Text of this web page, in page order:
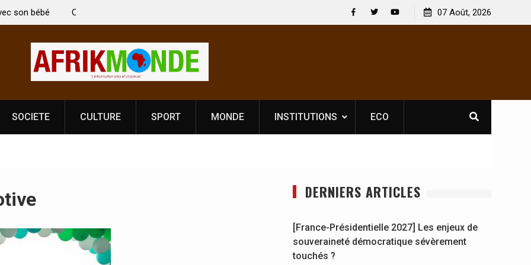
Singh à
de
Côte d’Ivoire, l’opérateur culturel Soldat Jahboy se
prononce
[France-Présidentielle 2027] Les enjeux de
souveraineté démocratique sévèrement touchés ?
07 Août, 2026
SOCIETE CULTURE SPORT MONDE INSTITUTIONS ECO
DERNIERS ARTICLES
[France-Présidentielle 2027] Les enjeux de
souveraineté démocratique sévèrement
touchés ?